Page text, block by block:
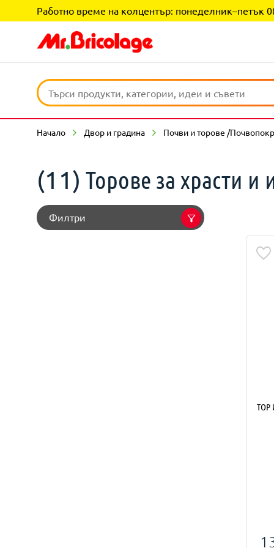
Работно време на колцентър: понеделник–петък
Начало Двор и градина Почви и торове /
(11) Торове за храсти и
Филтри
ТОР